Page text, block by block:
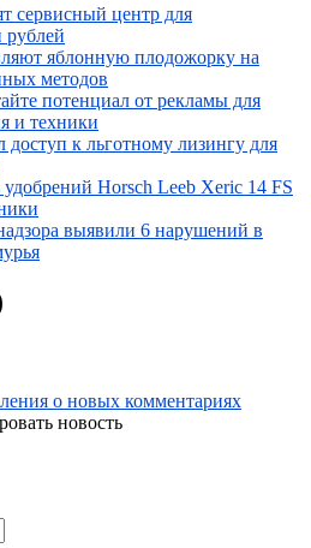
сервисный центр для
рублей
яблонную плодожорку на
методов
потенциал от рекламы для
и техники
к льготному лизингу для
Horsch Leeb Xeric 14 FS
выявили 6 нарушений в
о новых комментариях
новость